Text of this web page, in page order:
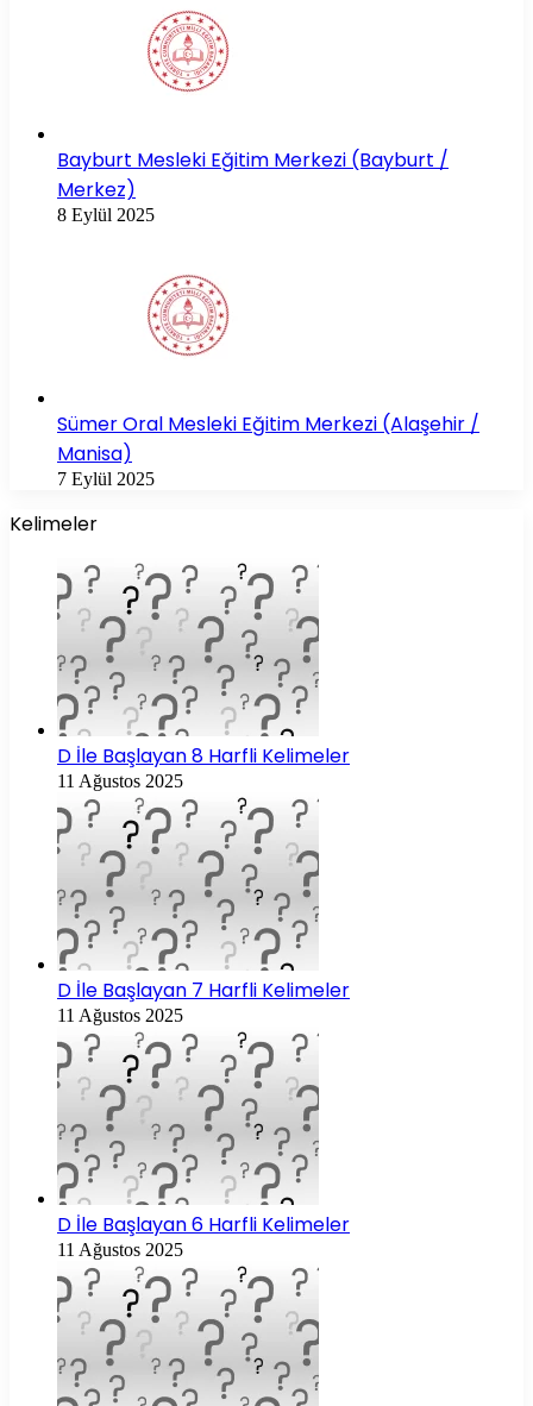
Bayburt Mesleki Eğitim Merkezi (Bayburt /
Merkez)
8 Eylül 2025
Sümer Oral Mesleki Eğitim Merkezi (Alaşehir /
Manisa)
7 Eylül 2025
Kelimeler
D İle Başlayan 8 Harfli Kelimeler
11 Ağustos 2025
D İle Başlayan 7 Harfli Kelimeler
11 Ağustos 2025
D İle Başlayan 6 Harfli Kelimeler
11 Ağustos 2025